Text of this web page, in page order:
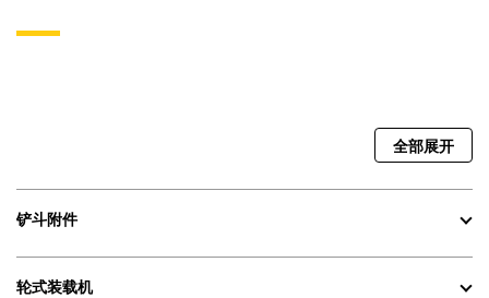
全部展开
铲斗附件
轮式装载机